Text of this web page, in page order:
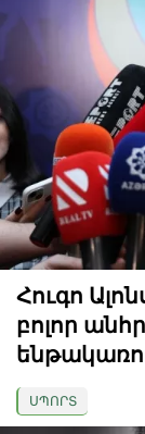
Հուգո
բոլոր
ՍՊՈՐՏ